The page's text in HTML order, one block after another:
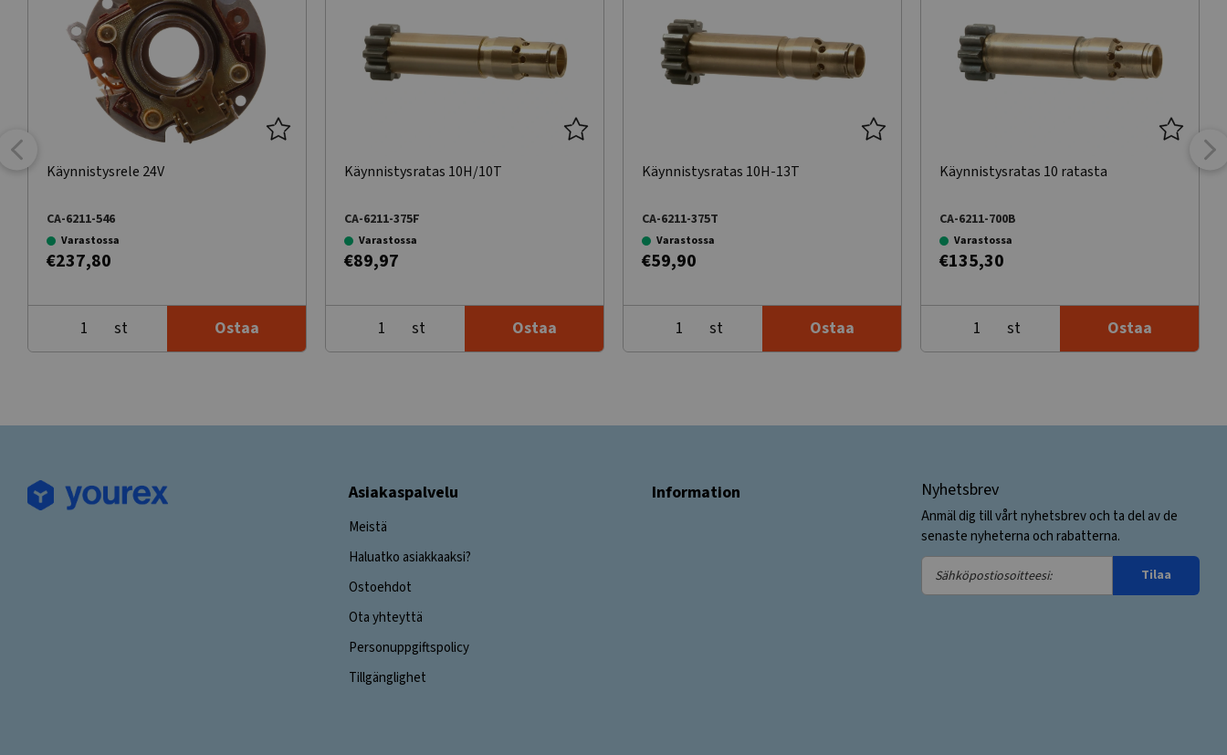
Käynnistysrele 24V
CA-6211-546
Varastossa
€237,80
st Ostaa
Käynnistysratas 10H/10T
CA-6211-375F
Varastossa
€89,97
st Ostaa
Käynnistysratas 10H-13T
CA-6211-375T
Varastossa
€59,90
st Ostaa
Käynnistysratas 10 ratasta
CA-6211-700B
Varastossa
€135,30
st Ostaa
Asiakaspalvelu
Meistä
Haluatko asiakkaaksi?
Ostoehdot
Ota yhteyttä
Personuppgiftspolicy
Tillgänglighet
Information Nyhetsbrev
Anmäl dig till vårt nyhetsbrev och ta del av de
senaste nyheterna och rabatterna.
Sähköpostiosoitteesi:
Tilaa